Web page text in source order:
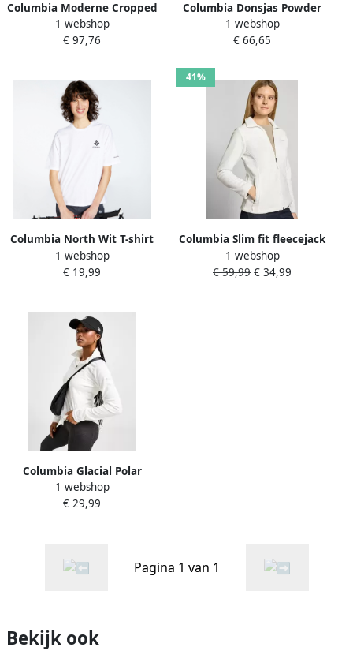
Columbia Moderne Cropped
Pufferjas voor Vrouwen
White Dames
1 webshop
€ 97,76
Columbia Donsjas Powder
Pass Vest
1 webshop
€ 66,65
Columbia North Wit T-shirt
Dames
1 webshop
€ 19,99
41%
Columbia Slim fit fleecejack
met mouwzak model 'Fast
Trek™ II'
1 webshop
€ 59,99 € 34,99
Columbia Glacial Polar
Fleece 1 4 Zip Top Dames
Wit- Dames Wit
1 webshop
€ 29,99
Pagina 1 van 1
Bekijk ook